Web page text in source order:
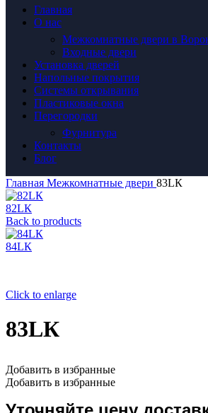
Главная
О нас
Межкомнатные двери в
Входные двери
Установка дверей
Напольные покрытия
Системы открывания
Пластиковые окна
Перегородки
Фурнитура
Контакты
Блог
Главная Межкомнатные двери 83LК
82LК
Back to products
84LК
Click to enlarge
83LК
Добавить в избранные
Добавить в избранные